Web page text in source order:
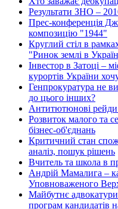
Результати ЗНО –
Прес-конференція
композицію "1944"
Круглий стіл в
"Ринок землі в
Інвестор в Затоці –
курортів України
Генпрокуратура не
до цього інших?
Антитютюнові рейди
Розвиток малого та
бізнес-об'єднань
Критичний стан
аналіз, пошук рішень
Вчитель та школа в
Андрій Мамалига –
Уповноваженого
Майбутнє
програм